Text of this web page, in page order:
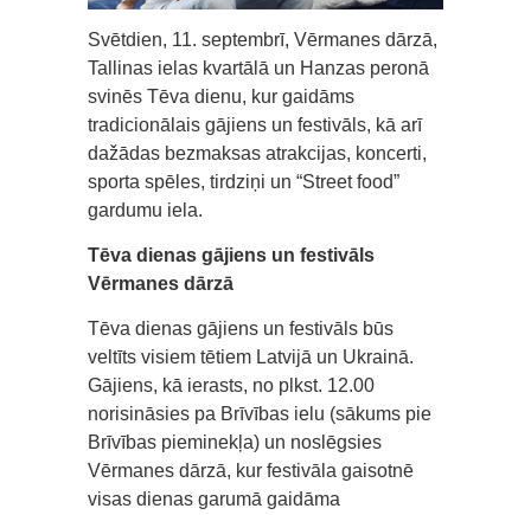
Svētdien, 11. septembrī, Vērmanes dārzā,
Tallinas ielas kvartālā un Hanzas peronā
svinēs Tēva dienu, kur gaidāms
tradicionālais gājiens un festivāls, kā arī
dažādas bezmaksas atrakcijas, koncerti,
sporta spēles, tirdziņi un “Street food”
gardumu iela.
Tēva dienas gājiens un festivāls
Vērmanes dārzā
Tēva dienas gājiens un festivāls būs
veltīts visiem tētiem Latvijā un Ukrainā.
Gājiens, kā ierasts, no plkst. 12.00
norisināsies pa Brīvības ielu (sākums pie
Brīvības pieminekļa) un noslēgsies
Vērmanes dārzā, kur festivāla gaisotnē
visas dienas garumā gaidāma